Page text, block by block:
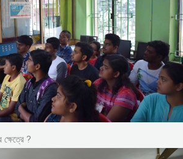
?